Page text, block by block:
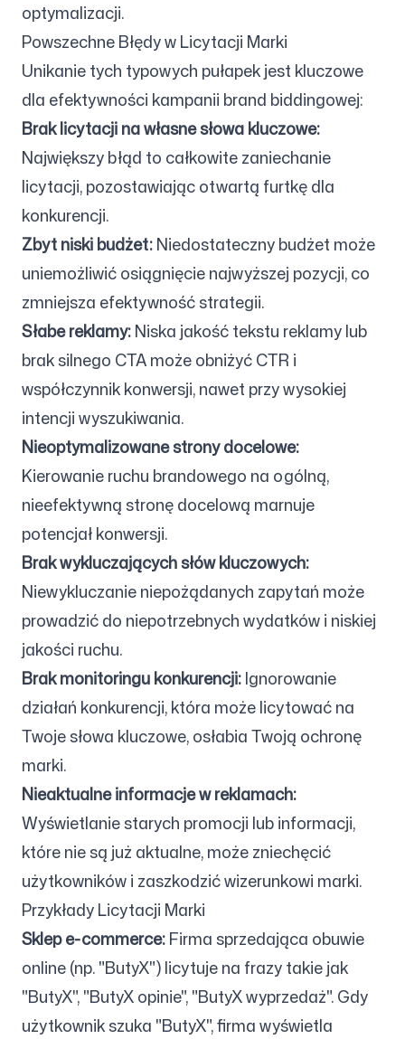
optymalizacji.
Powszechne Błędy w Licytacji Marki
Unikanie tych typowych pułapek jest kluczowe
dla efektywności kampanii brand biddingowej:
Brak licytacji na własne słowa kluczowe:
Największy błąd to całkowite zaniechanie
licytacji, pozostawiając otwartą furtkę dla
konkurencji.
Zbyt niski budżet:Niedostateczny budżet może
uniemożliwić osiągnięcie najwyższej pozycji, co
zmniejsza efektywność strategii.
Słabe reklamy:Niska jakość tekstu reklamy lub
brak silnego CTA może obniżyć CTR i
współczynnik konwersji, nawet przy wysokiej
intencji wyszukiwania.
Nieoptymalizowane strony docelowe:
Kierowanie ruchu brandowego na ogólną,
nieefektywną stronę docelową marnuje
potencjał konwersji.
Brak wykluczających słów kluczowych:
Niewykluczanie niepożądanych zapytań może
prowadzić do niepotrzebnych wydatków i niskiej
jakości ruchu.
Brak monitoringu konkurencji:Ignorowanie
działań konkurencji, która może licytować na
Twoje słowa kluczowe, osłabia Twoją ochronę
marki.
Nieaktualne informacje w reklamach:
Wyświetlanie starych promocji lub informacji,
które nie są już aktualne, może zniechęcić
użytkowników i zaszkodzić wizerunkowi marki.
Przykłady Licytacji Marki
Sklep e-commerce:Firma sprzedająca obuwie
online (np. "ButyX") licytuje na frazy takie jak
"ButyX", "ButyX opinie", "ButyX wyprzedaż". Gdy
użytkownik szuka "ButyX", firma wyświetla